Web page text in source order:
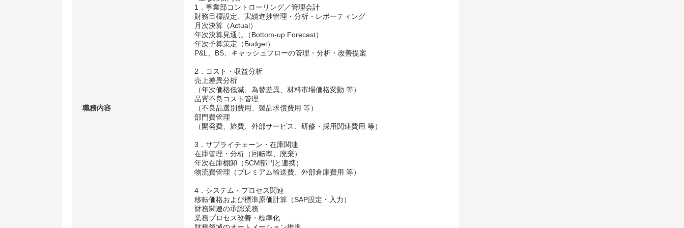
職務内容
1．事業部コントローリング／管理会計
財務目標設定、実績進捗管理・分析・レポーティング
月次決算（Actual）
年次決算見通し（Bottom-up Forecast）
年次予算策定（Budget）
P&L、BS、キャッシュフローの管理・分析・改善提案
2．コスト・収益分析
売上差異分析
（年次価格低減、為替差異、材料市場価格変動 等）
品質不良コスト管理
（不良品選別費用、製品求償費用 等）
部門費管理
（開発費、旅費、外部サービス、研修・採用関連費用 等）
3．サプライチェーン・在庫関連
在庫管理・分析（回転率、廃棄）
年次在庫棚卸（SCM部門と連携）
物流費管理（プレミアム輸送費、外部倉庫費用 等）
4．システム・プロセス関連
移転価格および標準原価計算（SAP設定・入力）
財務関連の承認業務
業務プロセス改善・標準化